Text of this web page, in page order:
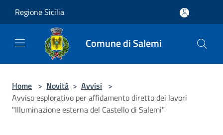
Regione Sicilia
Comune di Salemi
Home > Novità > Avvisi >
Avviso esplorativo per affidamento diretto dei lavori
"Illuminazione esterna del Castello di Salemi"